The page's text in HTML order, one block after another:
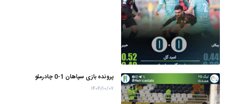
پرونده بازی سپاهان 1-0 چادرملو
۱۴۰۴/۱۰/۰۷